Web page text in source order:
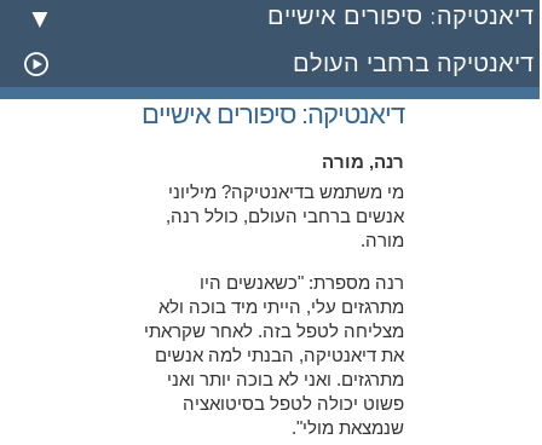
דיאנטיקה: סיפורים אישיים
דיאנטיקה ברחבי העולם
דיאנטיקה: סיפורים אישיים
רנה, מורה
מי משתמש בדיאנטיקה? מיליוני
אנשים ברחבי העולם, כולל רנה,
מורה.
רנה מספרת: "כשאנשים היו
מתרגזים עלי, הייתי מיד בוכה ולא
מצליחה לטפל בזה. לאחר שקראתי
את דיאנטיקה, הבנתי למה אנשים
מתרגזים. ואני לא בוכה יותר ואני
פשוט יכולה לטפל בסיטואציה
שנמצאת מולי".